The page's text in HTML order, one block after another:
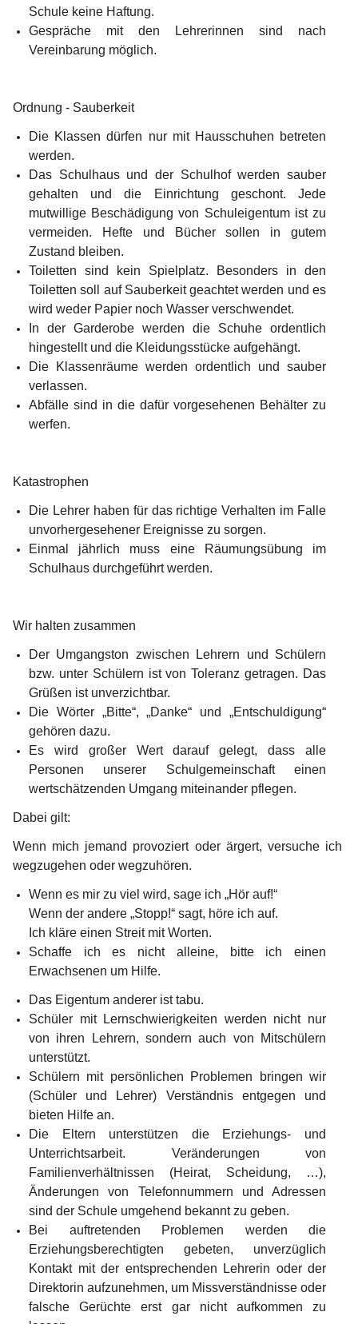
Schule keine Haftung.
Gespräche mit den Lehrerinnen sind nach
Vereinbarung möglich.
Ordnung - Sauberkeit
Die Klassen dürfen nur mit Hausschuhen betreten
werden.
Das Schulhaus und der Schulhof werden sauber
gehalten und die Einrichtung geschont. Jede
mutwillige Beschädigung von Schuleigentum ist zu
vermeiden. Hefte und Bücher sollen in gutem
Zustand bleiben.
Toiletten sind kein Spielplatz. Besonders in den
Toiletten soll auf Sauberkeit geachtet werden und es
wird weder Papier noch Wasser verschwendet.
In der Garderobe werden die Schuhe ordentlich
hingestellt und die Kleidungsstücke aufgehängt.
Die Klassenräume werden ordentlich und sauber
verlassen.
Abfälle sind in die dafür vorgesehenen Behälter zu
werfen.
Katastrophen
Die Lehrer haben für das richtige Verhalten im Falle
unvorhergesehener Ereignisse zu sorgen.
Einmal jährlich muss eine Räumungsübung im
Schulhaus durchgeführt werden.
Wir halten zusammen
Der Umgangston zwischen Lehrern und Schülern
bzw. unter Schülern ist von Toleranz getragen. Das
Grüßen ist unverzichtbar.
Die Wörter „Bitte“, „Danke“ und „Entschuldigung“
gehören dazu.
Es wird großer Wert darauf gelegt, dass alle
Personen unserer Schulgemeinschaft einen
wertschätzenden Umgang miteinander pflegen.
Dabei gilt:
Wenn mich jemand provoziert oder ärgert, versuche ich
wegzugehen oder wegzuhören.
Wenn es mir zu viel wird, sage ich „Hör auf!“
Wenn der andere „Stopp!“ sagt, höre ich auf.
Ich kläre einen Streit mit Worten.
Schaffe ich es nicht alleine, bitte ich einen
Erwachsenen um Hilfe.
Das Eigentum anderer ist tabu.
Schüler mit Lernschwierigkeiten werden nicht nur
von ihren Lehrern, sondern auch von Mitschülern
unterstützt.
Schülern mit persönlichen Problemen bringen wir
(Schüler und Lehrer) Verständnis entgegen und
bieten Hilfe an.
Die Eltern unterstützen die Erziehungs- und
Unterrichtsarbeit. Veränderungen von
Familienverhältnissen (Heirat, Scheidung, …),
Änderungen von Telefonnummern und Adressen
sind der Schule umgehend bekannt zu geben.
Bei auftretenden Problemen werden die
Erziehungsberechtigten gebeten, unverzüglich
Kontakt mit der entsprechenden Lehrerin oder der
Direktorin aufzunehmen, um Missverständnisse oder
falsche Gerüchte erst gar nicht aufkommen zu